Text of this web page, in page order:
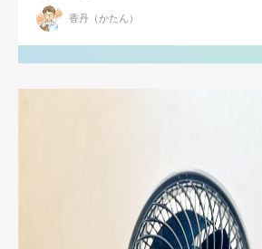
香丹（かたん）